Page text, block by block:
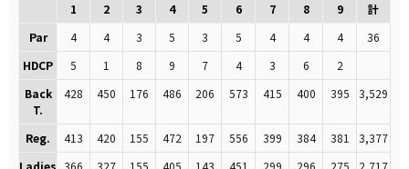
1 2 3 4 5 6 7 8 9
計
Par
4 4 3 5 3 5 4 4 4
36
HDCP
5 1 8 9 7 4 3 6
2
Back
T.
428 450 176 486 206 573 415 400 395 3,529
Reg. 413 420 155 472 197 556 399 384 381
3,377
Ladies 366 327 155 405 143 451 299 296 275 2,717